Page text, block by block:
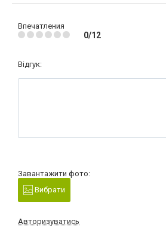
Впечатления
0/12
Відгук:
Завантажити фото:
Вибрати
Авторизуватись